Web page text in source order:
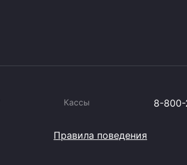
Кассы 8-
Правила поведения